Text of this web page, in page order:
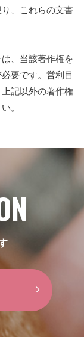
、これらの文書
、当該著作権を
要です。営利目
記以外の著作権
。